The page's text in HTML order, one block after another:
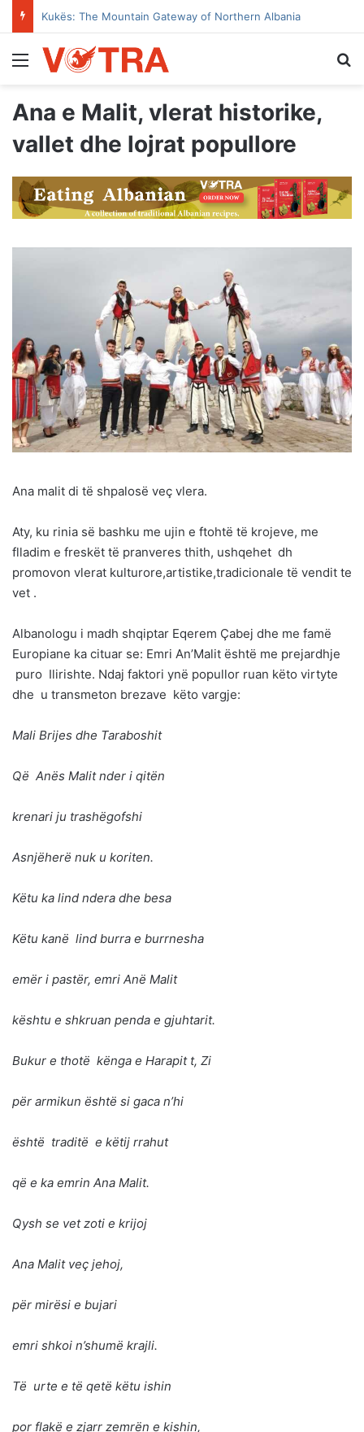
The Tale of Dibra’s House with the Open Door
Menu
Ana e Malit, vlerat historike,
vallet dhe lojrat popullore
Ana malit di të shpalosë veç vlera.
Aty, ku rinia së bashku me ujin e ftohtë të krojeve, me
flladim e freskët të pranveres thith, ushqehet dh
promovon vlerat kulturore,artistike,tradicionale të vendit te
vet .
Albanologu i madh shqiptar Eqerem Çabej dhe me famë
Europiane ka cituar se: Emri An’Malit është me prejardhje
puro Ilirishte. Ndaj faktori ynë popullor ruan këto virtyte
dhe u transmeton brezave këto vargje:
Mali Brijes dhe Taraboshit
Që Anës Malit nder i qitën
krenari ju trashëgofshi
Asnjëherë nuk u koriten.
Këtu ka lind ndera dhe besa
Këtu kanë lind burra e burrnesha
emër i pastër, emri Anë Malit
kështu e shkruan penda e gjuhtarit.
Bukur e thotë kënga e Harapit t, Zi
për armikun është si gaca n’hi
është traditë e këtij rrahut
që e ka emrin Ana Malit.
Qysh se vet zoti e krijoj
Ana Malit veç jehoj,
për mirësi e bujari
emri shkoi n’shumë krajli.
Të urte e të qetë këtu ishin
por flakë e zjarr zemrën e kishin,